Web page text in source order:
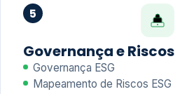
Due diligence
Integração ESG aos Riscos